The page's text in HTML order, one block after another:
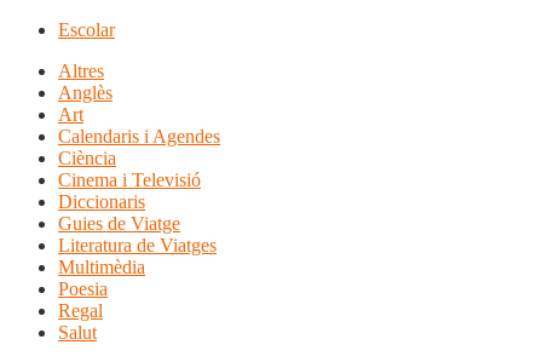
Escolar
Altres
Anglès
Art
Calendaris i Agendes
Ciència
Cinema i Televisió
Diccionaris
Guies de Viatge
Literatura de Viatges
Multimèdia
Poesia
Regal
Salut